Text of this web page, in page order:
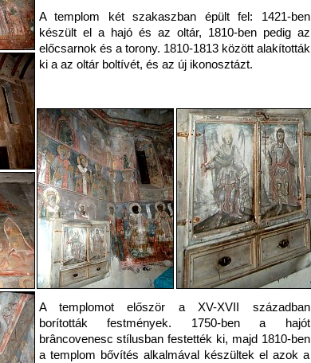
A templom két szakaszban épült fel: 1421-ben
készült el a hajó és az oltár, 1810-ben pedig az
előcsarnok és a torony. 1810-1813 között alakították
ki a az oltár boltívét, és az új ikonosztázt.
A templomot először a XV-XVII században
borították festmények. 1750-ben a hajót
brâncovenesc stílusban festették ki, majd 1810-ben
a templom bővítés alkalmával készültek el azok a